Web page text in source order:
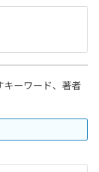
キーワード、著者